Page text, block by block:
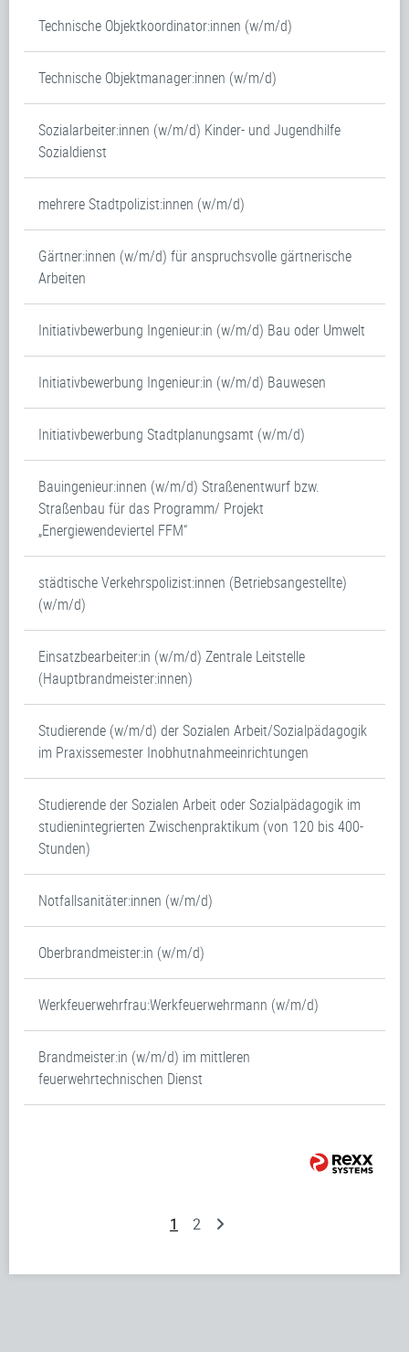
Technische Objektkoordinator:innen (w/m/d)
Technische Objektmanager:innen (w/m/d)
Sozialarbeiter:innen (w/m/d) Kinder- und Jugendhilfe
Sozialdienst
mehrere Stadtpolizist:innen (w/m/d)
Gärtner:innen (w/m/d) für anspruchsvolle gärtnerische
Arbeiten
Initiativbewerbung Ingenieur:in (w/m/d) Bau oder Umwelt
Initiativbewerbung Ingenieur:in (w/m/d) Bauwesen
Initiativbewerbung Stadtplanungsamt (w/m/d)
Bauingenieur:innen (w/m/d) Straßenentwurf bzw.
Straßenbau für das Programm/ Projekt
„Energiewendeviertel FFM“
städtische Verkehrspolizist:innen (Betriebsangestellte)
(w/m/d)
Einsatzbearbeiter:in (w/m/d) Zentrale Leitstelle
(Hauptbrandmeister:innen)
Studierende (w/m/d) der Sozialen Arbeit/Sozialpädagogik
im Praxissemester Inobhutnahmeeinrichtungen
Studierende der Sozialen Arbeit oder Sozialpädagogik im
studienintegrierten Zwischenpraktikum (von 120 bis 400-
Stunden)
Notfallsanitäter:innen (w/m/d)
Oberbrandmeister:in (w/m/d)
Werkfeuerwehrfrau:Werkfeuerwehrmann (w/m/d)
Brandmeister:in (w/m/d) im mittleren
feuerwehrtechnischen Dienst
1 2